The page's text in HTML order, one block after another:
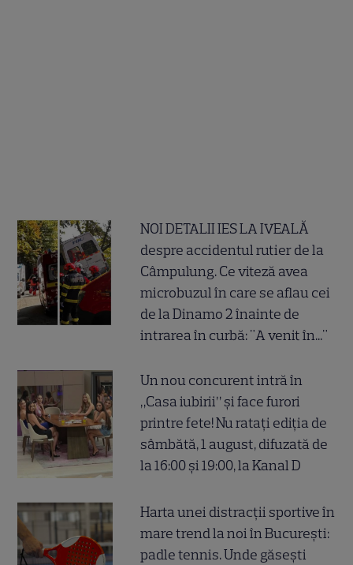
NOI DETALII IES LA IVEALĂ
despre accidentul rutier de la
Câmpulung. Ce viteză avea
microbuzul în care se aflau cei
de la Dinamo 2 înainte de
intrarea în curbă: "A venit în..."
Un nou concurent intră în
„Casa iubirii” și face furori
printre fete! Nu ratați ediția de
sâmbătă, 1 august, difuzată de
la 16:00 și 19:00, la Kanal D
Harta unei distracții sportive în
mare trend la noi în București:
padle tennis. Unde găsești